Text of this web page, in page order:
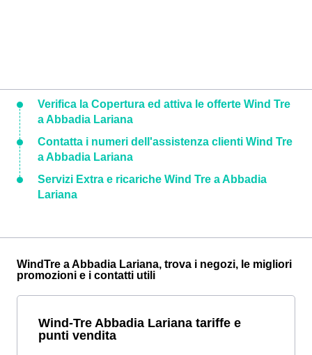
Verifica la Copertura ed attiva le offerte Wind Tre
a Abbadia Lariana
Contatta i numeri dell'assistenza clienti Wind Tre
a Abbadia Lariana
Servizi Extra e ricariche Wind Tre a Abbadia
Lariana
WindTre a Abbadia Lariana, trova i negozi, le migliori
promozioni e i contatti utili
Wind-Tre Abbadia Lariana tariffe e
punti vendita